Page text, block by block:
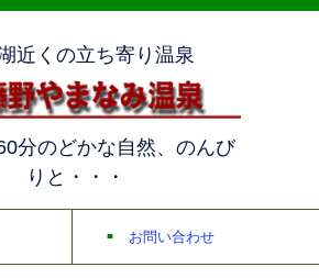
近くの立ち寄り温泉
分のどかな自然、のんび
りと・・・
お問い合わせ